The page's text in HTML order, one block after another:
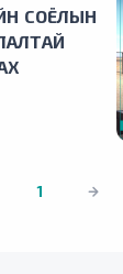
СОЁЛЫН
1